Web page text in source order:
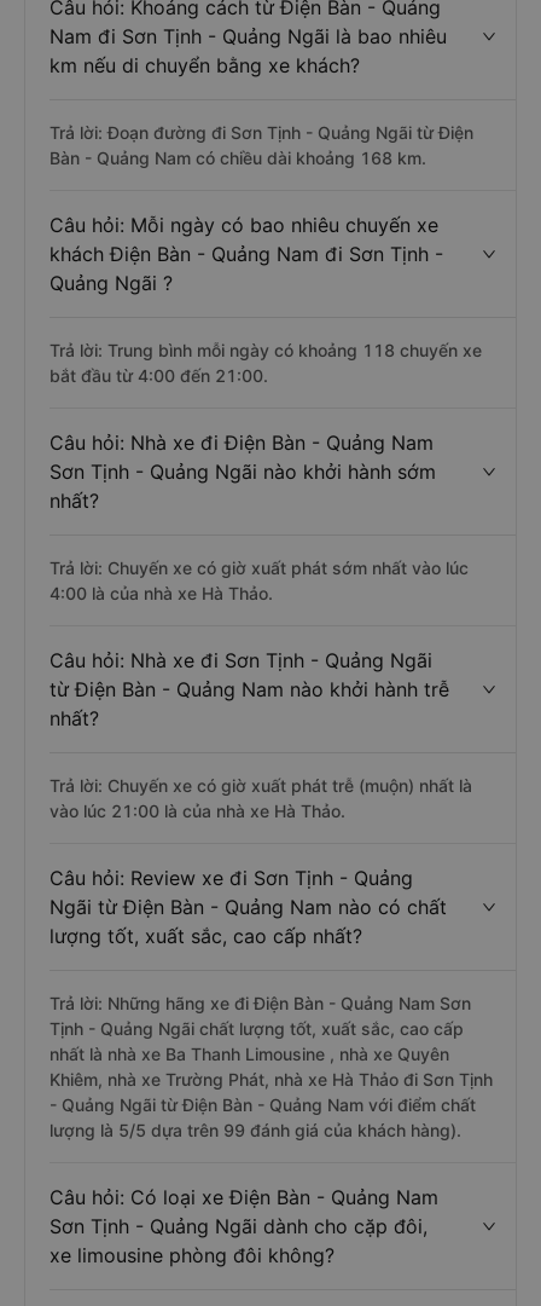
Câu hỏi: Khoảng cách từ Điện Bàn - Quảng
Nam đi Sơn Tịnh - Quảng Ngãi là bao nhiêu
km nếu di chuyển bằng xe khách?
Trả lời: Đoạn đường đi Sơn Tịnh - Quảng Ngãi từ Điện
Bàn - Quảng Nam có chiều dài khoảng 168 km.
Câu hỏi: Mỗi ngày có bao nhiêu chuyến xe
khách Điện Bàn - Quảng Nam đi Sơn Tịnh -
Quảng Ngãi ?
Trả lời: Trung bình mỗi ngày có khoảng 118 chuyến xe
bắt đầu từ 4:00 đến 21:00.
Câu hỏi: Nhà xe đi Điện Bàn - Quảng Nam
Sơn Tịnh - Quảng Ngãi nào khởi hành sớm
nhất?
Trả lời: Chuyến xe có giờ xuất phát sớm nhất vào lúc
4:00 là của nhà xe Hà Thảo.
Câu hỏi: Nhà xe đi Sơn Tịnh - Quảng Ngãi
từ Điện Bàn - Quảng Nam nào khởi hành trễ
nhất?
Trả lời: Chuyến xe có giờ xuất phát trễ (muộn) nhất là
vào lúc 21:00 là của nhà xe Hà Thảo.
Câu hỏi: Review xe đi Sơn Tịnh - Quảng
Ngãi từ Điện Bàn - Quảng Nam nào có chất
lượng tốt, xuất sắc, cao cấp nhất?
Trả lời: Những hãng xe đi Điện Bàn - Quảng Nam Sơn
Tịnh - Quảng Ngãi chất lượng tốt, xuất sắc, cao cấp
nhất là nhà xe Ba Thanh Limousine , nhà xe Quyên
Khiêm, nhà xe Trường Phát, nhà xe Hà Thảo đi Sơn Tịnh
- Quảng Ngãi từ Điện Bàn - Quảng Nam với điểm chất
lượng là 5/5 dựa trên 99 đánh giá của khách hàng).
Câu hỏi: Có loại xe Điện Bàn - Quảng Nam
Sơn Tịnh - Quảng Ngãi dành cho cặp đôi,
xe limousine phòng đôi không?